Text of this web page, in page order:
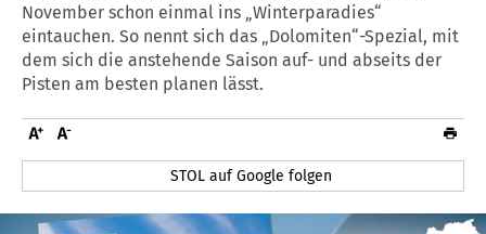
November schon einmal ins „Winterparadies“
eintauchen. So nennt sich das „Dolomiten“-Spezial, mit
dem sich die anstehende Saison auf- und abseits der
Pisten am besten planen lässt.
STOL auf Google folgen